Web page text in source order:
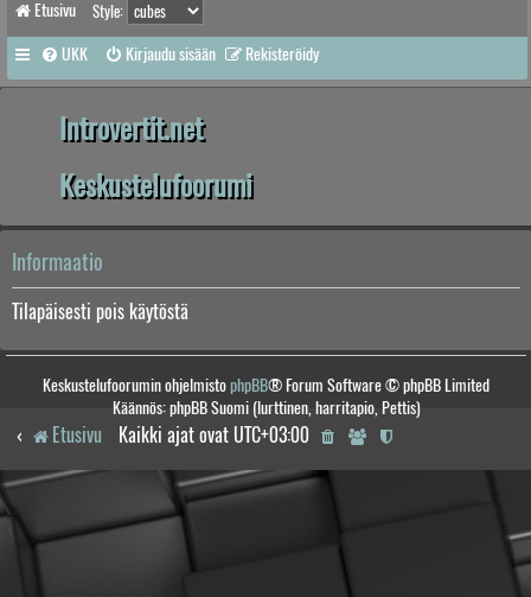
Etusivu Style:
UKK Kirjaudu sisään Rekisteröidy
Introvertit.net
Keskustelufoorumi
Informaatio
Tilapäisesti pois käytöstä
Keskustelufoorumin ohjelmistophpBB® Forum Software © phpBB Limited
Käännös: phpBB Suomi (lurttinen, harritapio, Pettis)
Etusivu Kaikki ajat ovat UTC+03:00